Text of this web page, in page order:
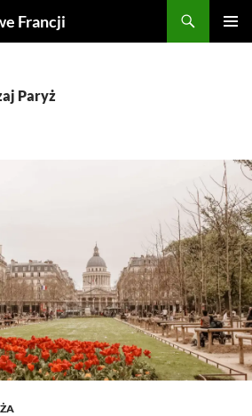
Francji
Paryż